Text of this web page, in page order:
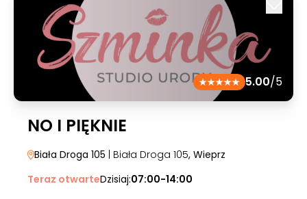
5.00/5
NO I PIĘKNIE
Biała Droga 105 | Biała Droga 105, Wieprz
Teraz otwarteDzisiaj:07:00-14:00